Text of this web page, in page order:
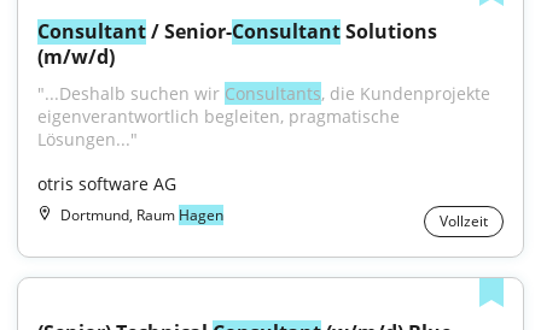
Consultant / Senior-Consultant Solutions
(m/w/d)
"...Deshalb suchen wir Consultants, die Kundenprojekte
eigenverantwortlich begleiten, pragmatische
Lösungen..."
otris software AG
Dortmund, Raum Hagen Vollzeit